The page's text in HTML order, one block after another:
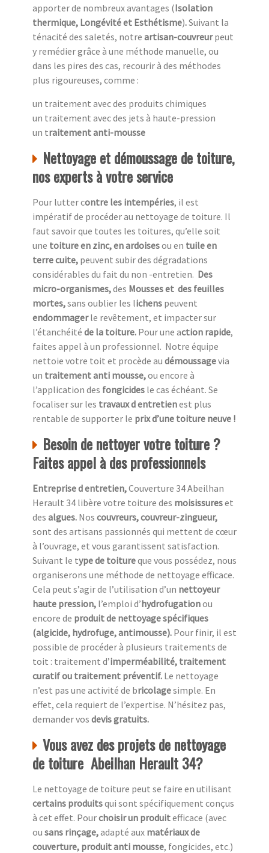
apporter de nombreux avantages (Isolation
thermique, Longévité et Esthétisme).Suivant la
ténacité des saletés, notre artisan-couvreurpeut
y remédier grâce à une méthode manuelle, ou
dans les pires des cas, recourir à des méthodes
plus rigoureuses, comme :
un traitement avec des produits chimiques
un traitement avec des jets à haute-pression
un traitement anti-mousse
Nettoyage et démoussage de toiture,
nos experts à votre service
Pour lutter contre les intempéries, il est
impératif de procéder au nettoyage de toiture. Il
faut savoir que toutes les toitures, qu’elle soit
une toiture en zinc, en ardoisesou en tuile en
terre cuite, peuvent subir des dégradations
considérables du fait du non -entretien. Des
micro-organismes,des Mousses et des feuilles
mortes,sans oublier les lichens peuvent
endommagerle revêtement, et impacter sur
l’étanchéité de la toiture. Pour une action rapide,
faites appel à un professionnel. Notre équipe
nettoie votre toit et procède au démoussagevia
un traitement anti mousse,ou encore à
l’application des fongicides le cas échéant. Se
focaliser sur les travaux d entretienest plus
rentable de supporter le prix d’une toiture neuve !
Besoin de nettoyer votre toiture ?
Faites appel à des professionnels
Entreprise d entretien,Couverture 34 Abeilhan
Herault 34 libère votre toiture des moisissureset
des algues. Nos couvreurs, couvreur-zingueur,
sont des artisans passionnés qui mettent de cœur
à l’ouvrage, et vous garantissent satisfaction.
Suivant le type de toitureque vous possédez, nous
organiserons une méthode de nettoyage efficace.
Cela peut s’agir de l’utilisation d’un nettoyeur
haute pression, l’emploi d’hydrofugationou
encore de produit de nettoyage spécifiques
(algicide, hydrofuge, antimousse). Pour finir, il est
possible de procéder à plusieurs traitements de
toit : traitement d’imperméabilité, traitement
curatif ou traitement préventif. Le nettoyage
n’est pas une activité de bricolagesimple. En
effet, cela requiert de l’expertise. N’hésitez pas,
demander vos devis gratuits.
Vous avez des projets de nettoyage
de toiture Abeilhan Herault 34?
Le nettoyage de toiture peut se faire en utilisant
certains produitsqui sont spécifiquement conçus
à cet effet. Pourchoisir un produitefficace (avec
ou sans rinçage,adapté aux matériaux de
couverture, produit anti mousse, fongicides, etc.)